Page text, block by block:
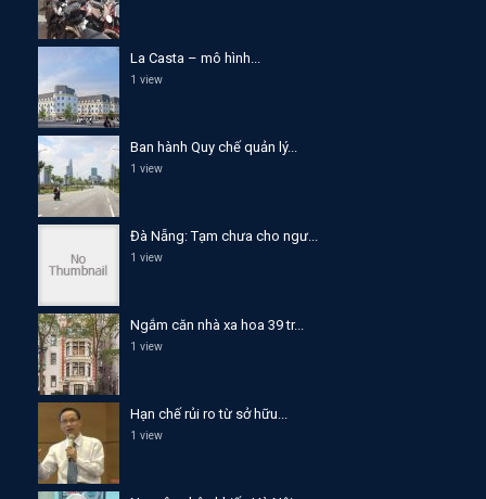
La Casta – mô hình...
1 view
Ban hành Quy chế quản lý...
1 view
Đà Nẵng: Tạm chưa cho ngư...
1 view
Ngắm căn nhà xa hoa 39 tr...
1 view
Hạn chế rủi ro từ sở hữu...
1 view